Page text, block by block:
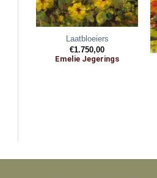
Laatbloeiers
€1.750,00
Emelie Jegerings